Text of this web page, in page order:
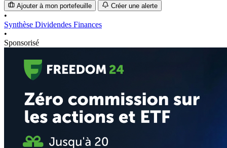
Ajouter à mon portefeuille Créer une alerte
•
Synthèse Dividendes Finances
•
Sponsorisé